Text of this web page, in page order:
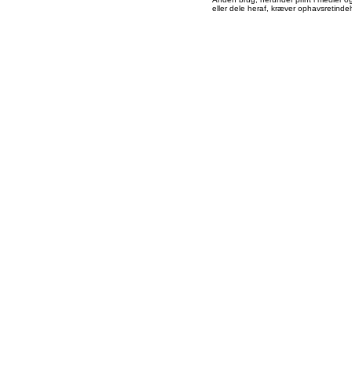
eller dele heraf, kræver